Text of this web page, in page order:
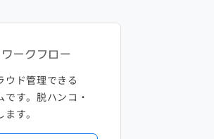
ウド管理できる
す。脱ハンコ・
す。